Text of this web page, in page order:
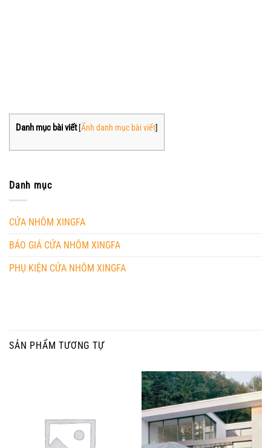
Danh mục bài viết [Ẩnh danh mục bài viết]
Danh mục
CỬA NHÔM XINGFA
BÁO GIÁ CỬA NHÔM XINGFA
PHỤ KIỆN CỬA NHÔM XINGFA
SẢN PHẨM TƯƠNG TỰ